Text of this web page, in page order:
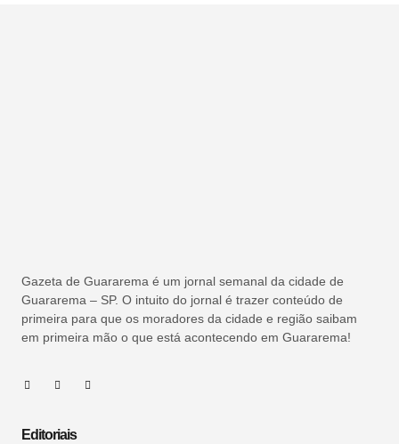
Gazeta de Guararema é um jornal semanal da cidade de
Guararema – SP. O intuito do jornal é trazer conteúdo de
primeira para que os moradores da cidade e região saibam
em primeira mão o que está acontecendo em Guararema!
Editoriais